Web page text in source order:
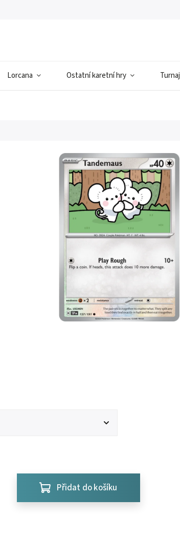
Lorcana Ostatní karetní hry
Přidat do košíku